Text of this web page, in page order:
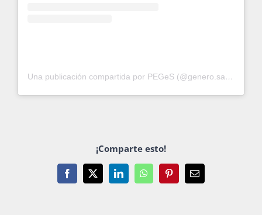
Una publicación compartida por PEGeS (@genero.salud.unam)
¡Comparte esto!
Facebook
X LinkedInWhatsAppPinterestEmail